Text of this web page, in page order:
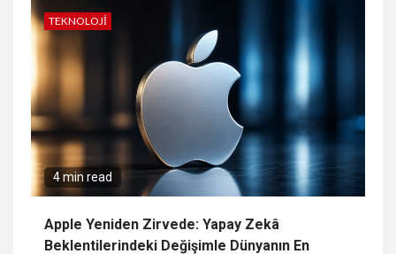
TEKNOLOJI
4 min read
Apple Yeniden Zirvede: Yapay Zekâ
Beklentilerindeki Değişimle Dünyanın En